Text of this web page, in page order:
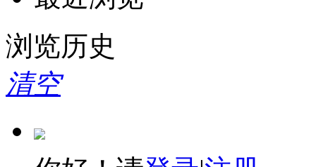
浏览历史
清空